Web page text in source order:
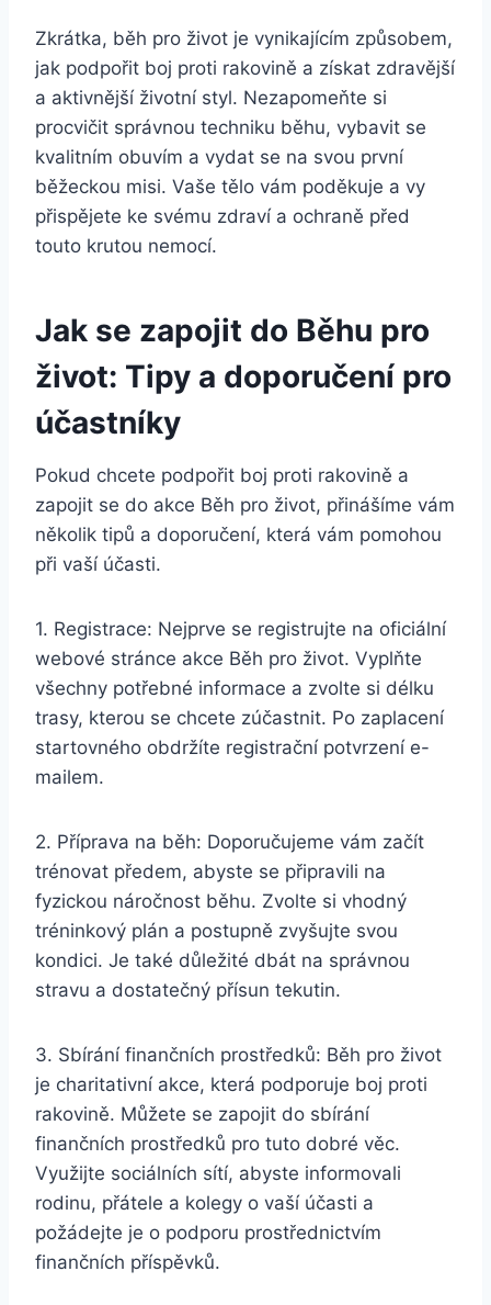
Zkrátka, běh pro život je vynikajícím způsobem,
jak podpořit boj proti rakovině a získat zdravější
a aktivnější životní styl. Nezapomeňte si
procvičit správnou techniku běhu, vybavit se
kvalitním obuvím a vydat se na svou první
běžeckou misi. Vaše tělo vám poděkuje a vy
přispějete ke svému zdraví a ochraně před
touto krutou nemocí.
Jak se zapojit do Běhu pro
život: Tipy a doporučení pro
účastníky
Pokud chcete podpořit boj proti rakovině a
zapojit se do akce Běh pro život, přinášíme vám
několik tipů a doporučení, která vám pomohou
při vaší účasti.
1. Registrace: Nejprve se registrujte na oficiální
webové stránce akce Běh pro život. Vyplňte
všechny potřebné informace a zvolte si délku
trasy, kterou se chcete zúčastnit. Po zaplacení
startovného obdržíte registrační potvrzení e-
mailem.
2. Příprava na běh: Doporučujeme vám začít
trénovat předem, abyste se připravili na
fyzickou náročnost běhu. Zvolte si vhodný
tréninkový plán a postupně zvyšujte svou
kondici. Je také důležité dbát na správnou
stravu a dostatečný přísun tekutin.
3. Sbírání finančních prostředků: Běh pro život
je charitativní akce, která podporuje boj proti
rakovině. Můžete se zapojit do sbírání
finančních prostředků pro tuto dobré věc.
Využijte sociálních sítí, abyste informovali
rodinu, přátele a kolegy o vaší účasti a
požádejte je o podporu prostřednictvím
finančních příspěvků.